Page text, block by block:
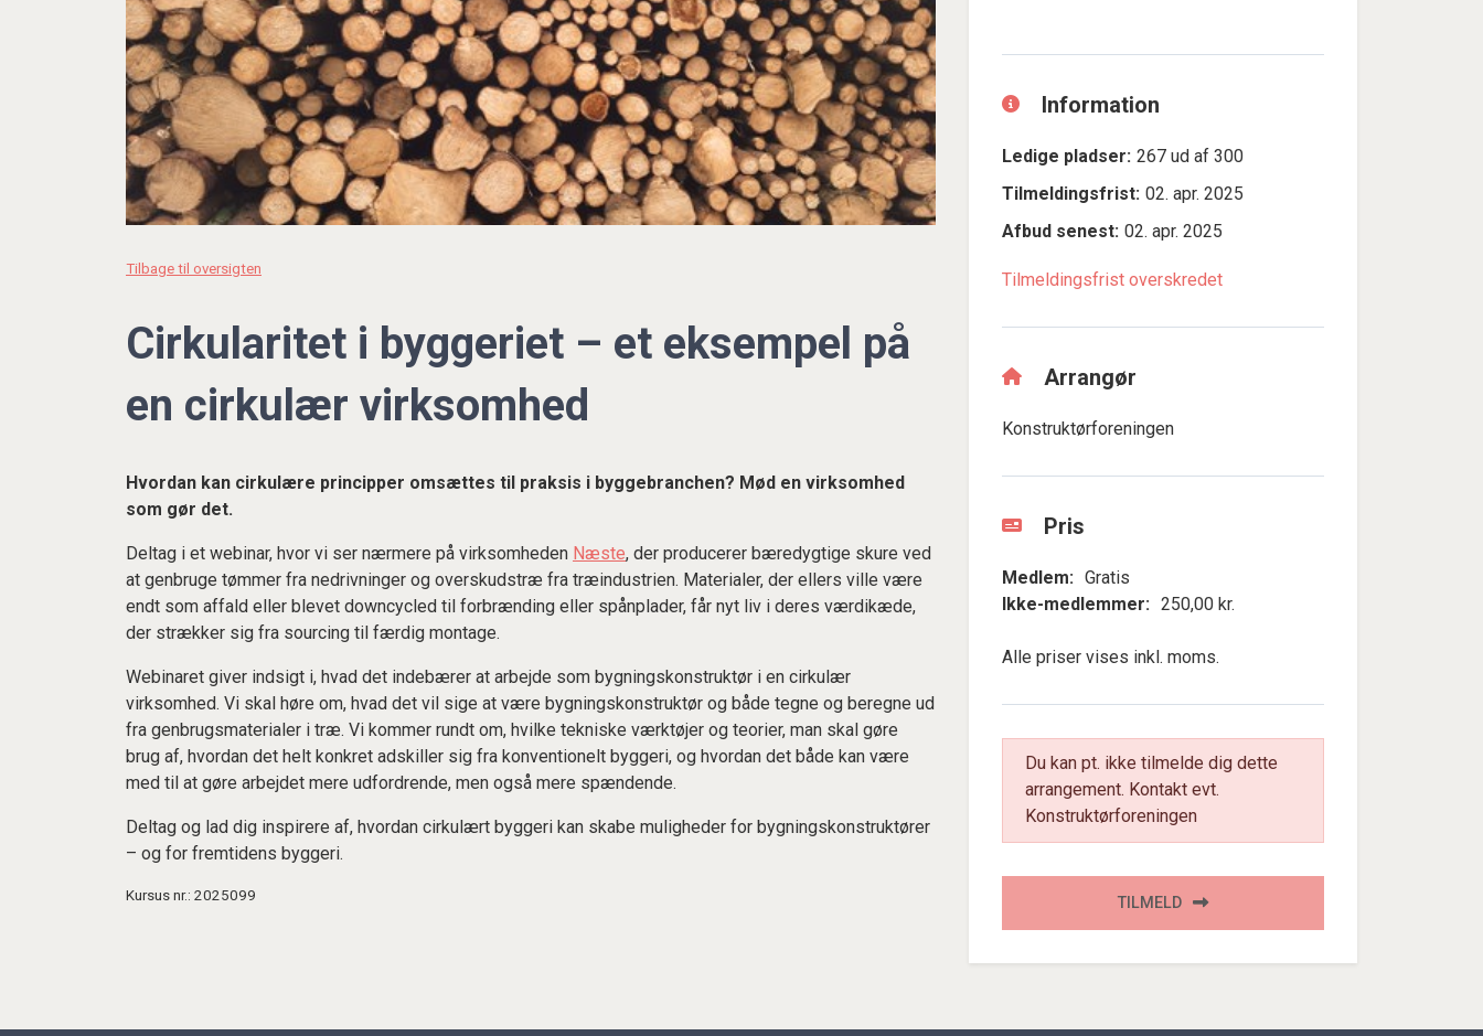
Tilbage til oversigten
Cirkularitet i byggeriet – et eksempel på
en cirkulær virksomhed
Hvordan kan cirkulære principper omsættes til praksis i byggebranchen? Mød en virksomhed
som gør det.
Deltag i et webinar, hvor vi ser nærmere på virksomheden Næste, der producerer bæredygtige skure ved
at genbruge tømmer fra nedrivninger og overskudstræ fra træindustrien. Materialer, der ellers ville være
endt som affald eller blevet downcycled til forbrænding eller spånplader, får nyt liv i deres værdikæde,
der strækker sig fra sourcing til færdig montage.
Webinaret giver indsigt i, hvad det indebærer at arbejde som bygningskonstruktør i en cirkulær
virksomhed. Vi skal høre om, hvad det vil sige at være bygningskonstruktør og både tegne og beregne ud
fra genbrugsmaterialer i træ. Vi kommer rundt om, hvilke tekniske værktøjer og teorier, man skal gøre
brug af, hvordan det helt konkret adskiller sig fra konventionelt byggeri, og hvordan det både kan være
med til at gøre arbejdet mere udfordrende, men også mere spændende.
Deltag og lad dig inspirere af, hvordan cirkulært byggeri kan skabe muligheder for bygningskonstruktører
– og for fremtidens byggeri.
Kursus nr.: 2025099
Information
Ledige pladser: 267 ud af 300
Tilmeldingsfrist: 02. apr. 2025
Afbud senest: 02. apr. 2025
Tilmeldingsfrist overskredet
Arrangør
Konstruktørforeningen
Pris
Medlem: Gratis
Ikke-medlemmer: 250,00 kr.
Alle priser vises inkl. moms.
Du kan pt. ikke tilmelde dig dette
arrangement. Kontakt evt.
Konstruktørforeningen
TILMELD